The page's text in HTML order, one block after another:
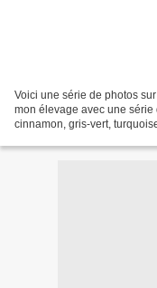
Voici une série de photos
mon élevage avec une série
cinnamon, gris-vert,